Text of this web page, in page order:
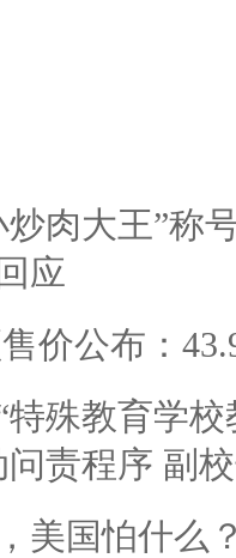
肉大王”称
应
价公布：
特殊教育学
责程序 副
美国怕什么